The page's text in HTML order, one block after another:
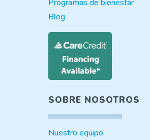
Programas de bienestar
Blog
SOBRE NOSOTROS
Nuestro equipo